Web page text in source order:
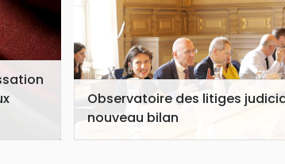
Observatoire des litiges
nouveau bilan